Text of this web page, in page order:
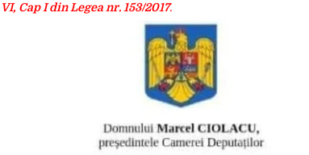
Cap I din Legea nr. 153/2017.